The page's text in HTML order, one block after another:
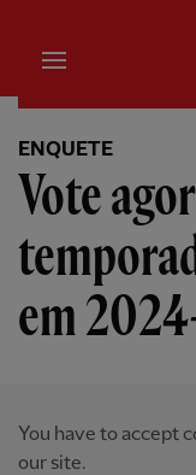
ENQUETE
Vote
em
You have to accept
our site.